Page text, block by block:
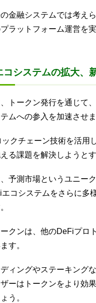
金融システムでは考え
ラットフォーム運営を
コシステムの拡大、
トークン発行を通じて
ムへの参入を加速させま
クチェーン技術を活用
る課題を解決しようとす
予測市場というユニー
コシステムをさらに多
クンは、他のDeFiプロ
す。
ィングやステーキング
ーはトークンをより効
う。